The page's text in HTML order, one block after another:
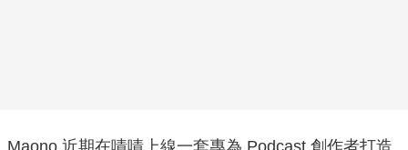
Maono 近期在嘖嘖上線一套專為 Podcast 創作者打造